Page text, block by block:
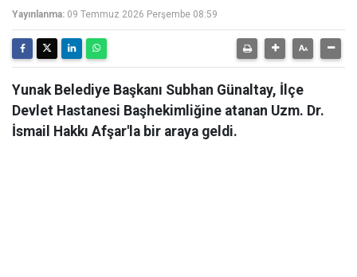
Yayınlanma: 09 Temmuz 2026 Perşembe 08:59
Yunak Belediye Başkanı Subhan Günaltay, İlçe
Devlet Hastanesi Başhekimliğine atanan Uzm. Dr.
İsmail Hakkı Afşar'la bir araya geldi.